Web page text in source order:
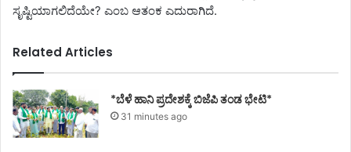
ಸೃಷ್ಟಿಯಾಗಲಿದೆಯೇ? ಎಂಬ ಆತಂಕ ಎದುರಾಗಿದೆ.
Related Articles
*ಬೆಳೆ ಹಾನಿ ಪ್ರದೇಶಕ್ಕೆ ಬಿಜೆಪಿ ತಂಡ ಭೇಟಿ*
31 minutes ago